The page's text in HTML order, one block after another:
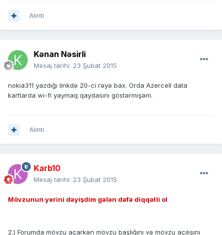
Alıntı
Kənan Nəsirli
Mesaj tarihi: 23 Şubat 2015
nokia311 yazdığı linkdə 20-ci rəyə bax. Orda Azercell data
kartlarda wi-fi yaymaq qaydasını göstərmişəm.
Alıntı
Karb10
Mesaj tarihi: 23 Şubat 2015
Mövzunun yerini dəyişdim gələn dəfə diqqətli ol
2.) Forumda mövzu açarkən mövzu başlığını və mövzu açılışını